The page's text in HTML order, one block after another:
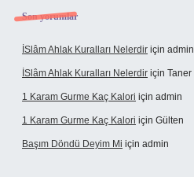
Son yorumlar
İSlâm Ahlak Kuralları Nelerdir için admin
İSlâm Ahlak Kuralları Nelerdir için Taner
1 Karam Gurme Kaç Kalori için admin
1 Karam Gurme Kaç Kalori için Gülten
Başım Döndü Deyim Mi için admin